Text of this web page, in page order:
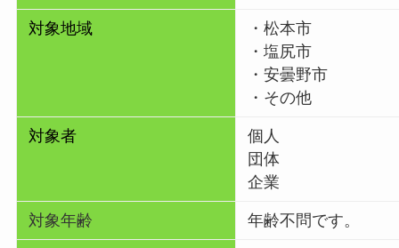
対象地域
・松本市
・塩尻市
・安曇野市
・その他
対象者
個人
団体
企業
対象年齢 年齢不問です。